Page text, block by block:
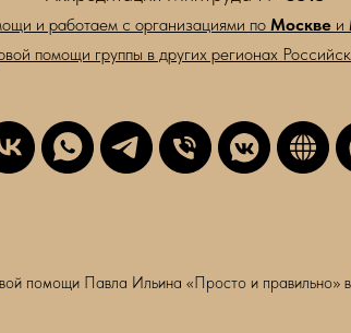
и работаем с организациями по Москве и
помощи группы в других регионах
помощи Павла Ильина «Просто и правильно»